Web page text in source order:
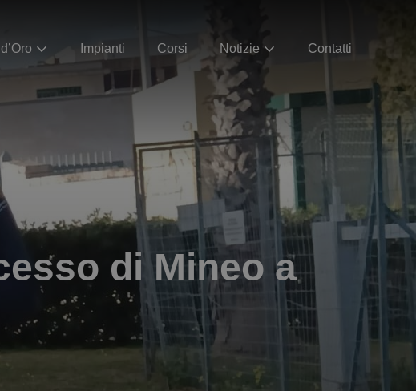
Impianti Corsi Notizie Contatti
di Mineo a